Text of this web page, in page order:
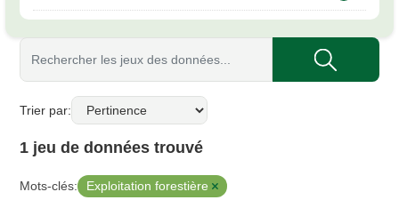
Trier par
1 jeu de données trouvé
Mots-clés: Exploitation forestière